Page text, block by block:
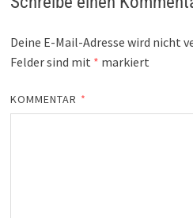
Deine E-Mail-Adresse wird nicht
Felder sind mit * markiert
KOMMENTAR *